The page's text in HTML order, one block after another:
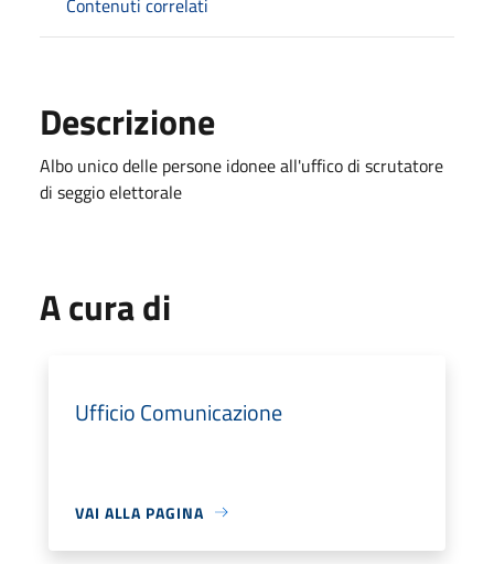
Descrizione
Albo unico delle persone idonee all'uffico di scrutatore
di seggio elettorale
A cura di
Ufficio Comunicazione
VAI ALLA PAGINA